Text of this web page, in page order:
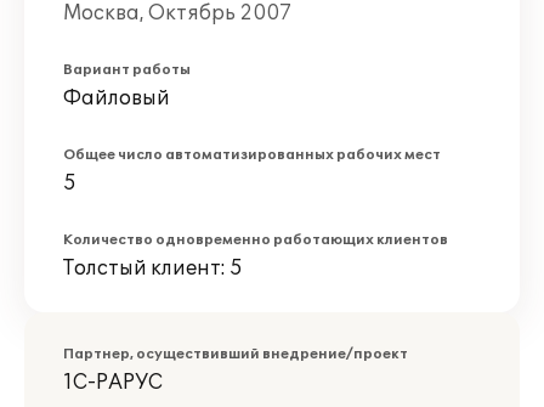
Москва, Октябрь 2007
Вариант работы
Файловый
Общее число автоматизированных рабочих мест
5
Количество одновременно работающих клиентов
Толстый клиент: 5
Партнер, осуществивший внедрение/проект
1С-РАРУС